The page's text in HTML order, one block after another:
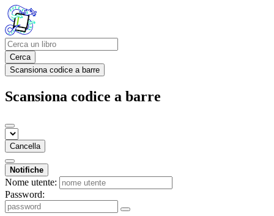
Cerca
Scansiona codice a barre
Scansiona codice a barre
Cancella
Notifiche
Nome utente:
Password: